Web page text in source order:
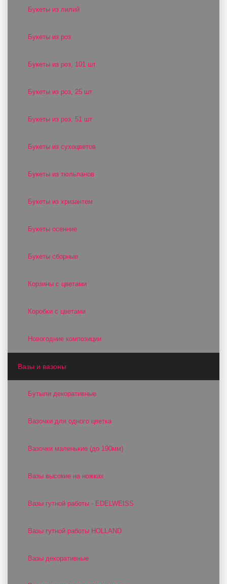
Букеты из лилий
Букеты из роз
Букеты из роз, 101 шт
Букеты из роз, 25 шт
Букеты из роз, 51 шт
Букеты из сухоцветов
Букеты из тюльпанов
Букеты из хризантем
Букеты осенние
Букеты сборные
Корзины с цветами
Коробки с цветами
Новогодние композиции
Вазы и вазоны
Бутыли декоративные
Вазочки для одного цветка
Вазочки маленькие (до 190мм)
Вазы высокие на ножках
Вазы гутной работы - EDELWEISS
Вазы гутной работы HOLLAND
Вазы декоративные